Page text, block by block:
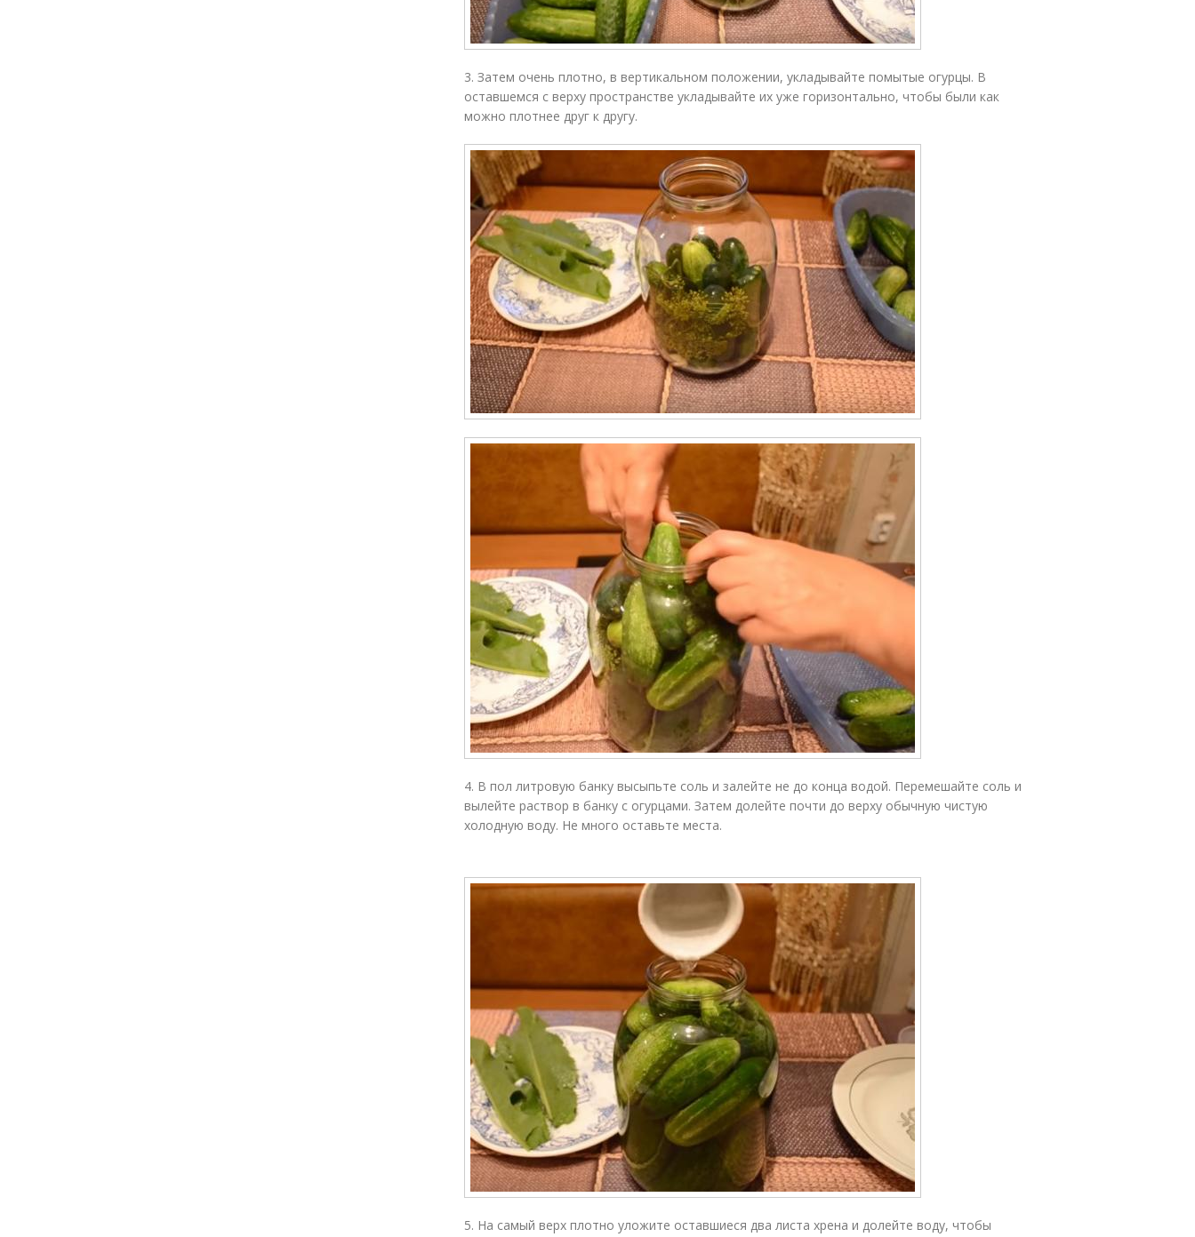
3. Затем очень плотно, в вертикальном положении, укладывайте помытые огурцы. В
оставшемся с верху пространстве укладывайте их уже горизонтально, чтобы были как
можно плотнее друг к другу.
4. В пол литровую банку высыпьте соль и залейте не до конца водой. Перемешайте соль и
вылейте раствор в банку с огурцами. Затем долейте почти до верху обычную чистую
холодную воду. Не много оставьте места.
5. На самый верх плотно уложите оставшиеся два листа хрена и долейте воду, чтобы